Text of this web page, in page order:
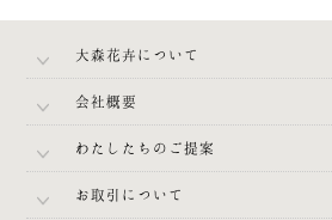
大森花卉について
会社概要
わたしたちのご提案
お取引について